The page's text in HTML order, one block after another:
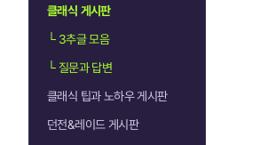
클래식 게시판
└3추글 모음
└질문과 답변
클래식 팁과 노하우 게시판
던전&레이드 게시판